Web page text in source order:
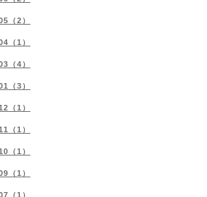
（2）
（1）
（4）
（3）
（1）
（1）
（1）
（1）
（1）